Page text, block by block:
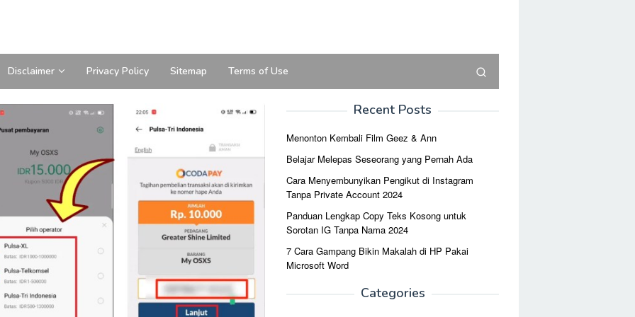
Disclaimer Privacy Policy Sitemap Terms of Use
Recent Posts
Menonton Kembali Film Geez & Ann
Belajar Melepas Seseorang yang Pernah Ada
Cara Menyembunyikan Pengikut di Instagram
Tanpa Private Account 2024
Panduan Lengkap Copy Teks Kosong untuk
Sorotan IG Tanpa Nama 2024
7 Cara Gampang Bikin Makalah di HP Pakai
Microsoft Word
Categories